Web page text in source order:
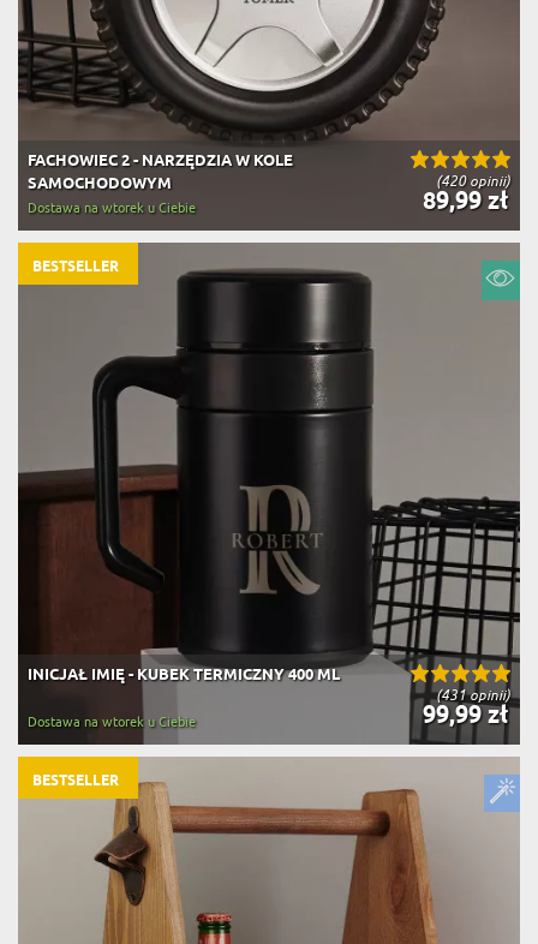
(420 opinii)
FACHOWIEC 2 - NARZĘDZIA W KOLE
SAMOCHODOWYM
89,99 zł
Dostawa na wtorek u Ciebie
(431 opinii)
INICJAŁ IMIĘ - KUBEK TERMICZNY 400 ML
99,99 zł
Dostawa na wtorek u Ciebie
BESTSELLER
BESTSELLER